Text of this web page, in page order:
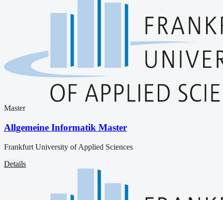
Master
Allgemeine Informatik Master
Frankfurt University of Applied Sciences
Details